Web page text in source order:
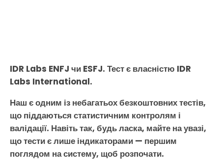
IDR Labs ENFJ чи ESFJ. Тест є власністю IDR
Labs International.
Наш є одним із небагатьох безкоштовних тестів,
що піддаються статистичним контролям і
валідації. Навіть так, будь ласка, майте на увазі,
що тести є лише індикаторами — першим
поглядом на систему, щоб розпочати.